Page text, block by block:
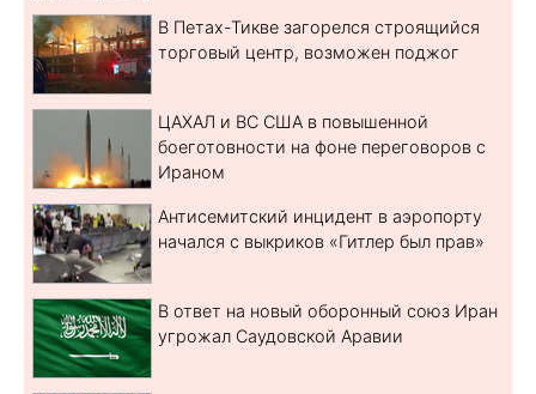
В Петах-Тикве загорелся строящийся
торговый центр, возможен поджог
ЦАХАЛ и ВС США в повышенной
боеготовности на фоне переговоров с
Ираном
Антисемитский инцидент в аэропорту
начался с выкриков «Гитлер был прав»
В ответ на новый оборонный союз Иран
угрожал Саудовской Аравии